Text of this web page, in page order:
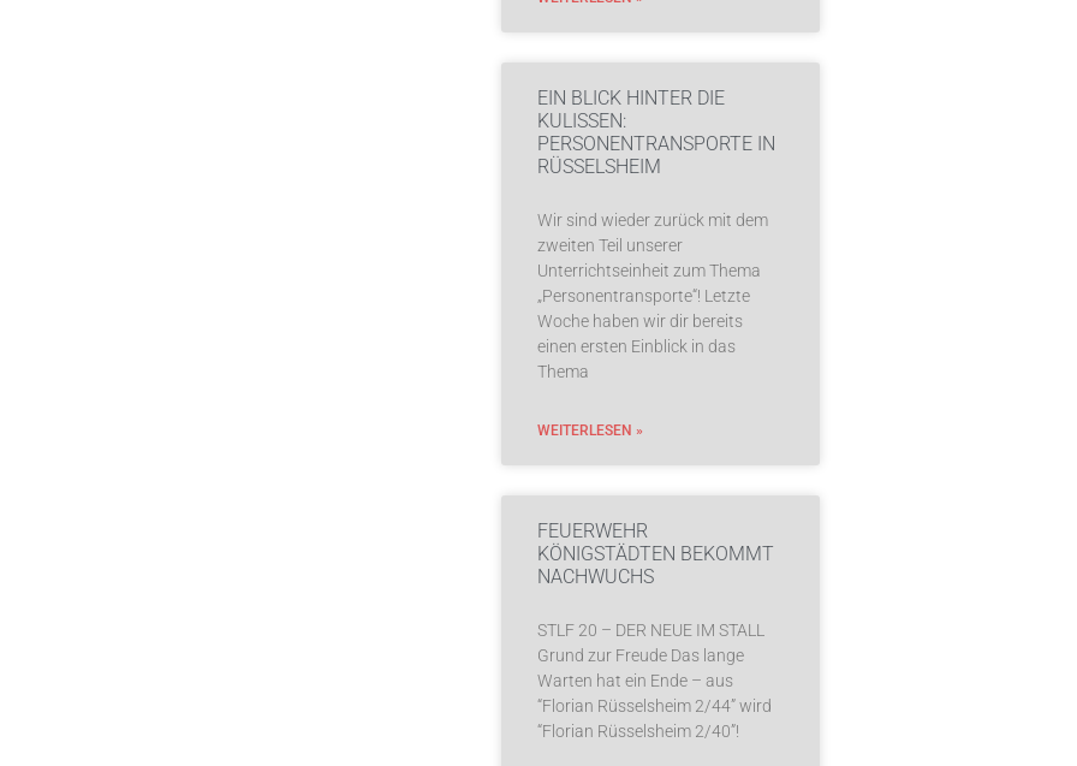
EIN BLICK HINTER DIE
KULISSEN:
PERSONENTRANSPORTE IN
RÜSSELSHEIM
Wir sind wieder zurück mit dem
zweiten Teil unserer
Unterrichtseinheit zum Thema
„Personentransporte“! Letzte
Woche haben wir dir bereits
einen ersten Einblick in das
Thema
WEITERLESEN »
FEUERWEHR
KÖNIGSTÄDTEN BEKOMMT
NACHWUCHS
STLF 20 – DER NEUE IM STALL
Grund zur Freude Das lange
Warten hat ein Ende – aus
“Florian Rüsselsheim 2/44” wird
“Florian Rüsselsheim 2/40”!